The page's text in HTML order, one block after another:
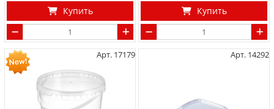
Купить Купить
Арт. 17179 Арт. 14292